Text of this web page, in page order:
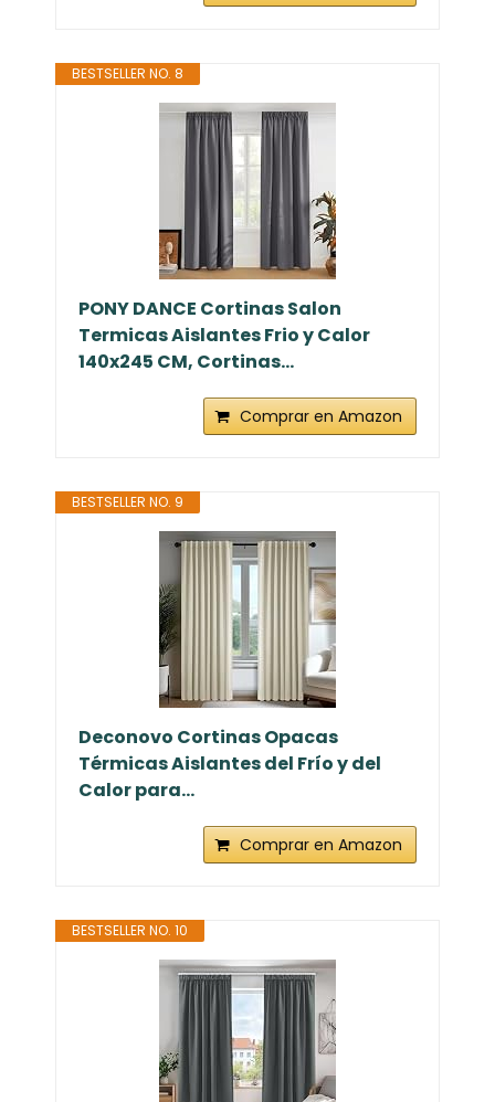
BESTSELLER NO. 8
PONY DANCE Cortinas Salon
Termicas Aislantes Frio y Calor
140x245 CM, Cortinas...
Comprar en Amazon
BESTSELLER NO. 9
Deconovo Cortinas Opacas
Térmicas Aislantes del Frío y del
Calor para...
Comprar en Amazon
BESTSELLER NO. 10